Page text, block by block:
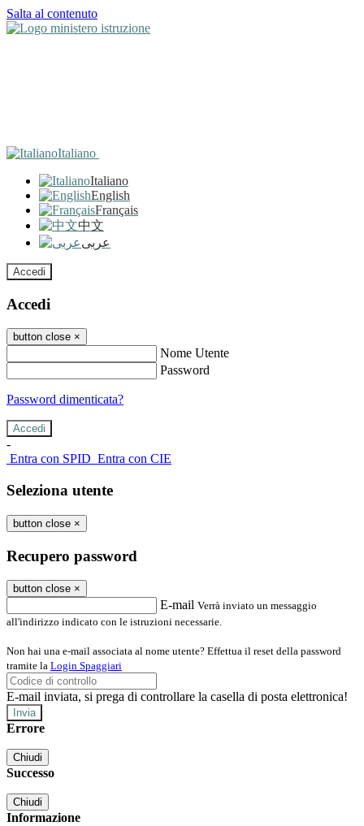
Salta al contenuto
Italiano
Italiano
English
Français
中文
عربى
Accedi
Accedi
button close ×
Nome Utente
Password
Password dimenticata?
-
Entra con SPID Entra con CIE
Seleziona utente
button close ×
Recupero password
button close ×
E-mail Verrà inviato un messaggio
all'indirizzo indicato con le istruzioni necessarie.
Non hai una e-mail associata al nome utente? Effettua il reset della password
tramite la Login Spaggiari
E-mail inviata, si prega di controllare la casella di posta elettronica!
Errore
Chiudi
Successo
Chiudi
Informazione